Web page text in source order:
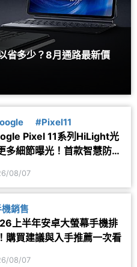
省多少？8月通路最新價
#Pixel11
Pixel 11系列HiLight光
多細節曝光！首款智慧防丟
08/07
銷售
上半年安卓大螢幕手機排
購買建議與入手推薦一次看
08/07